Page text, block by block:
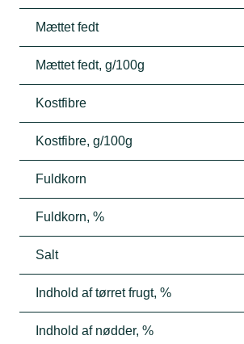
Mættet fedt
Mættet fedt, g/100g
Kostfibre
Kostfibre, g/100g
Fuldkorn
Fuldkorn, %
Salt
Indhold af tørret frugt, %
Indhold af nødder, %